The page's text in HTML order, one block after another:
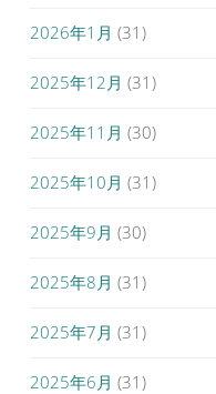
2026年1月 (31)
2025年12月 (31)
2025年11月 (30)
2025年10月 (31)
2025年9月 (30)
2025年8月 (31)
2025年7月 (31)
2025年6月 (31)